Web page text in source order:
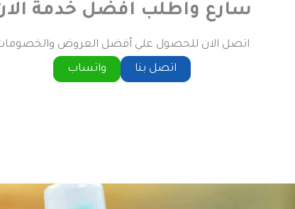
سارع واطلب افضل خدمة
اتصل الان للحصول علي أفضل العروض
اتصل بنا
واتساب